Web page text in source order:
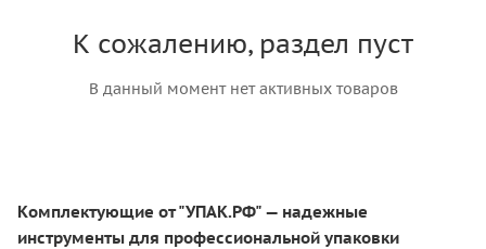
К сожалению, раздел пуст
В данный момент нет активных товаров
Комплектующие от "УПАК.РФ" — надежные
инструменты для профессиональной упаковки